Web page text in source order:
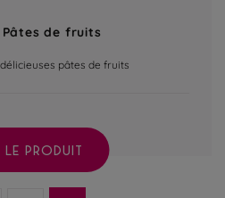
de fruits
pâtes de fruits
LE PRODUIT